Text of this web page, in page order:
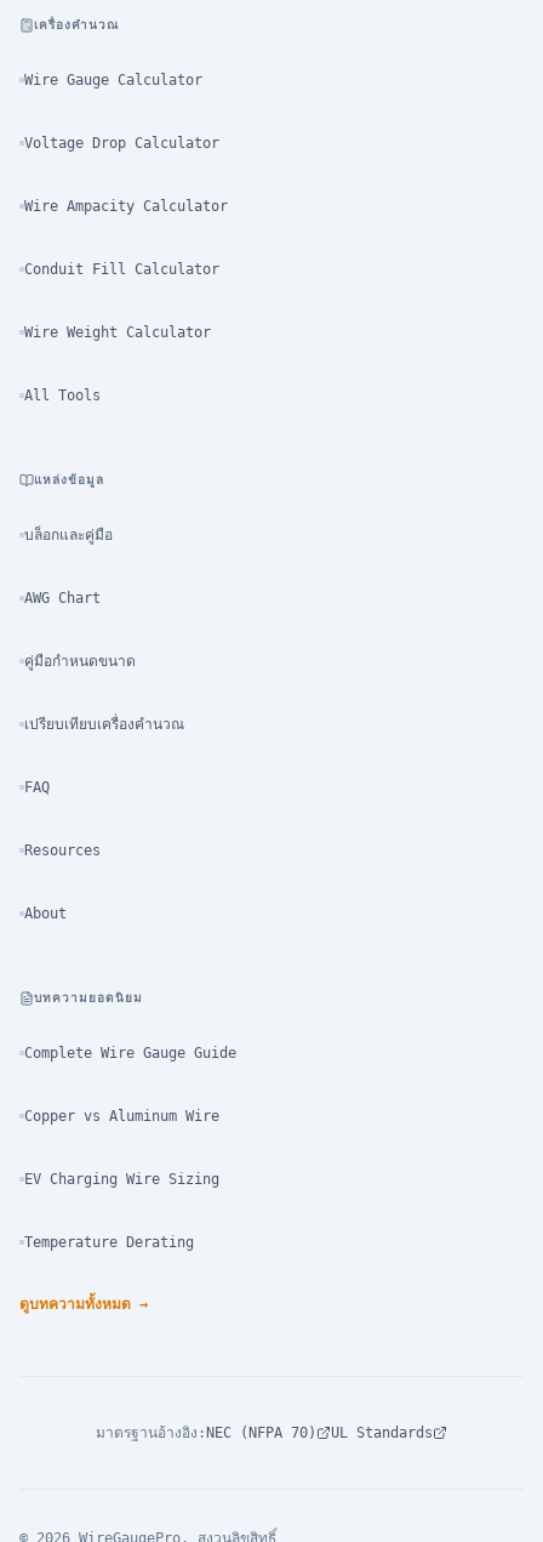
เครื่องคำนวณ
Wire Gauge Calculator
Voltage Drop Calculator
Wire Ampacity Calculator
Conduit Fill Calculator
Wire Weight Calculator
All Tools
แหล่งข้อมูล
บล็อกและคู่มือ
AWG Chart
คู่มือกำหนดขนาด
เปรียบเทียบเครื่องคำนวณ
FAQ
Resources
About
บทความยอดนิยม
Complete Wire Gauge Guide
Copper vs Aluminum Wire
EV Charging Wire Sizing
Temperature Derating
ดูบทความทั้งหมด →
มาตรฐานอ้างอิง : NEC (NFPA 70) UL Standards
© 2026 WireGaugePro. สงวนลิขสิทธิ์